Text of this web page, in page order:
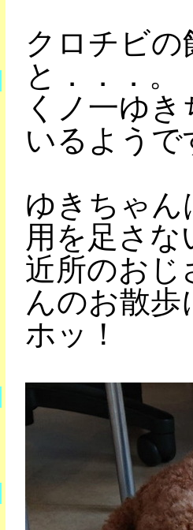
クロチビ
と．．．。
くノ一ゆ
いるようで
ゆきちゃん
用を足さな
近所のおじ
んのお散
ホッ！